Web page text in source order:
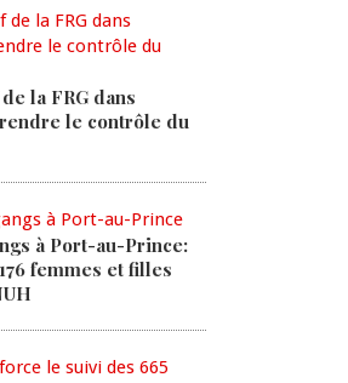
la FRG dans
le contrôle du
à Port-au-Prince:
femmes et filles